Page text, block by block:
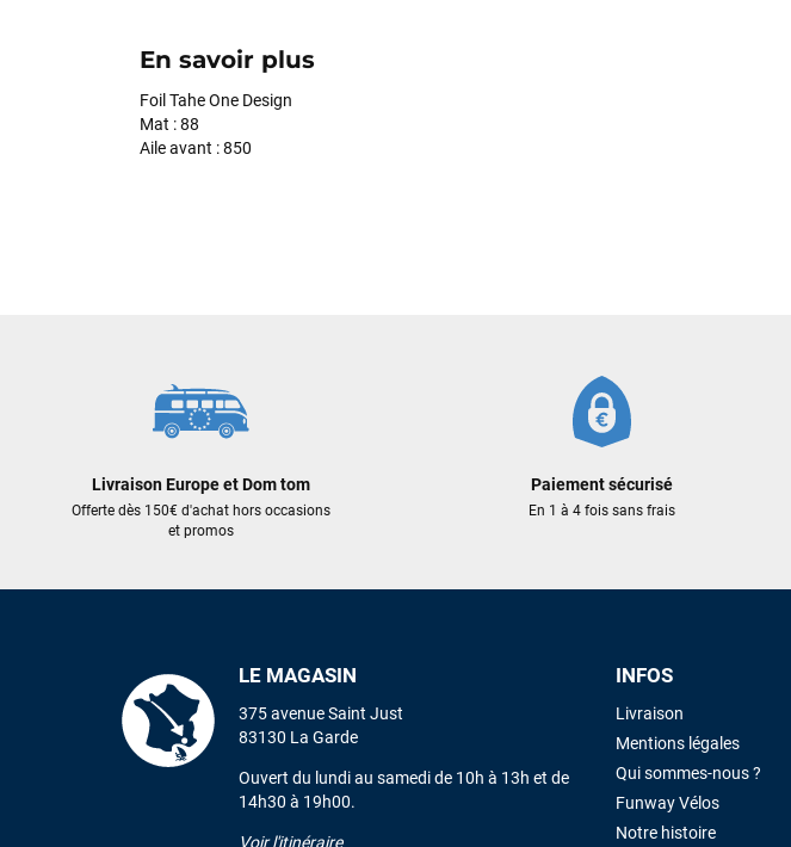
En savoir plus
Foil Tahe One Design
Mat : 88
Aile avant : 850
Livraison Europe et Dom tom
Offerte dès 150€ d'achat hors occasions
et promos
Paiement sécurisé
En 1 à 4 fois sans frais
LE MAGASIN
375 avenue Saint Just
83130 La Garde
Ouvert du lundi au samedi de 10h à 13h et de
14h30 à 19h00.
Voir l'itinéraire
INFOS
Livraison
Mentions légales
Qui sommes-nous ?
Funway Vélos
Notre histoire
la commande est partie le
dans un colis propre et soigné.
recommande vivement ce
trouvé une pépite à laquelle je
Maronui RICHMOND
J'ai acheté une voile d'occasion
été rapide. La voile est arrivée en